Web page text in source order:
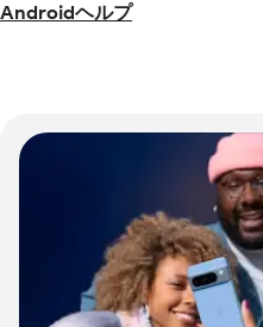
Androidヘルプ